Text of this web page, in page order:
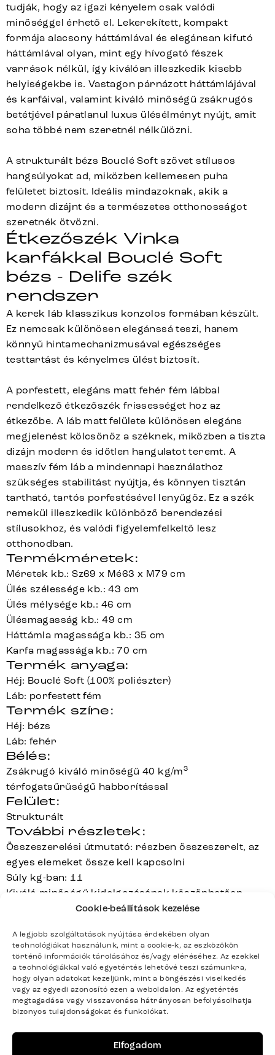
Cookie-beállítások kezelése
A legjobb szolgáltatások nyújtása érdekében olyan
technológiákat használunk, mint a cookie-k, az eszközökön
történő információk tárolásához és/vagy eléréséhez. Az ezekkel
a technológiákkal való egyetértés lehetővé teszi számunkra,
hogy olyan adatokat kezeljünk, mint a böngészési viselkedés
vagy az egyedi azonosító ezen a weboldalon. Az egyetértés
megtagadása vagy visszavonása hátrányosan befolyásolhatja
bizonyos tulajdonságokat és funkciókat.
Elfogadom
tudják, hogy az igazi kényelem csak valódi
minőséggel érhető el. Lekerekített, kompakt
formája alacsony háttámlával és elegánsan kifutó
háttámlával olyan, mint egy hívogató fészek
varrások nélkül, így kiválóan illeszkedik kisebb
helyiségekbe is. Vastagon párnázott háttámlájával
és karfáival, valamint kiváló minőségű zsákrugós
betétjével páratlanul luxus ülésélményt nyújt, amit
soha többé nem szeretnél nélkülözni.
A strukturált bézs Bouclé Soft szövet stílusos
hangsúlyokat ad, miközben kellemesen puha
felületet biztosít. Ideális mindazoknak, akik a
modern dizájnt és a természetes otthonosságot
szeretnék ötvözni.
Étkezőszék Vinka
karfákkal Bouclé Soft
bézs - Delife szék
rendszer
A kerek láb klasszikus konzolos formában készült.
Ez nemcsak különösen elegánssá teszi, hanem
könnyű hintamechanizmusával egészséges
testtartást és kényelmes ülést biztosít.
A porfestett, elegáns matt fehér fém lábbal
rendelkező étkezőszék frissességet hoz az
étkezőbe. A láb matt felülete különösen elegáns
megjelenést kölcsönöz a széknek, miközben a tiszta
dizájn modern és időtlen hangulatot teremt. A
masszív fém láb a mindennapi használathoz
szükséges stabilitást nyújtja, és könnyen tisztán
tartható, tartós porfestésével lenyűgöz. Ez a szék
remekül illeszkedik különböző berendezési
stílusokhoz, és valódi figyelemfelkeltő lesz
otthonodban.
Termékméretek:
Méretek kb.: Sz69 x Mé63 x M79 cm
Ülés szélessége kb.: 43 cm
Ülés mélysége kb.: 46 cm
Ülésmagasság kb.: 49 cm
Háttámla magassága kb.: 35 cm
Karfa magassága kb.: 70 cm
Termék anyaga:
Héj: Bouclé Soft (100% poliészter)
Láb: porfestett fém
Termék színe:
Héj: bézs
Láb: fehér
Bélés:
Zsákrugó kiváló minőségű 40 kg/m3
térfogatsűrűségű habborítással
Felület:
Strukturált
További részletek:
Összeszerelési útmutató: részben összeszerelt, az
egyes elemeket össze kell kapcsolni
Súly kg-ban: 11
Kiváló minőségű kidolgozásának köszönhetően
terhelhetőség akár 150 kg-ig
biztosít, mivel a látható cipzárokat teljesen
elhagyták vagy nagyon diszkréten oldalt helyezték el
A zsákrugós betétben az egyes rugókat zsákokba
varrják. Ezek nem kapcsolódnak össze, ellentétben
más rugózási megoldásokkal, ezért csak azok a
rugók mozdulnak el, amelyeket ténylegesen
terhelnek. Ez a szerkezet pontelasztikus támaszt
nyújt ülés közben, miközben tehermentesíti a